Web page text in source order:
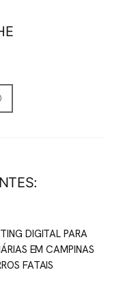
DIGITAL PARA
EM CAMPINAS
FATAIS